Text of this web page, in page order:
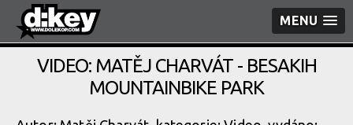
MENU
VIDEO: MATĚJ CHARVÁT - BESAKIH
MOUNTAINBIKE PARK